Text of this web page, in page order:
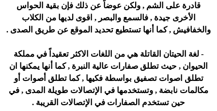
قادرة على الشم , ولكن عوضاً عن ذلك فإن بقية الحواس
الأخرى جيدة , فالسمع والبصر , اقوى لديها من الكلاب
والخفافيش , كما أنها تستطيع تحديد الموقع عن طريق الصدى .
- لغة الحيتان القاتلة هي من اللغات الاكثر تعقيداً في مملكة
الحيوان , حيث تطلق صفارات عالية النبرة , كما أنها يمكنها ان
تطلق اصوات تصفيق بواسطة فكيها , كما تطلق أصوات أو
مكالمات نابضة , وتستخدمها في الإتصالات طويلة المدى , في
حين تستخدم الصفارات في الإتصالات القريبة .